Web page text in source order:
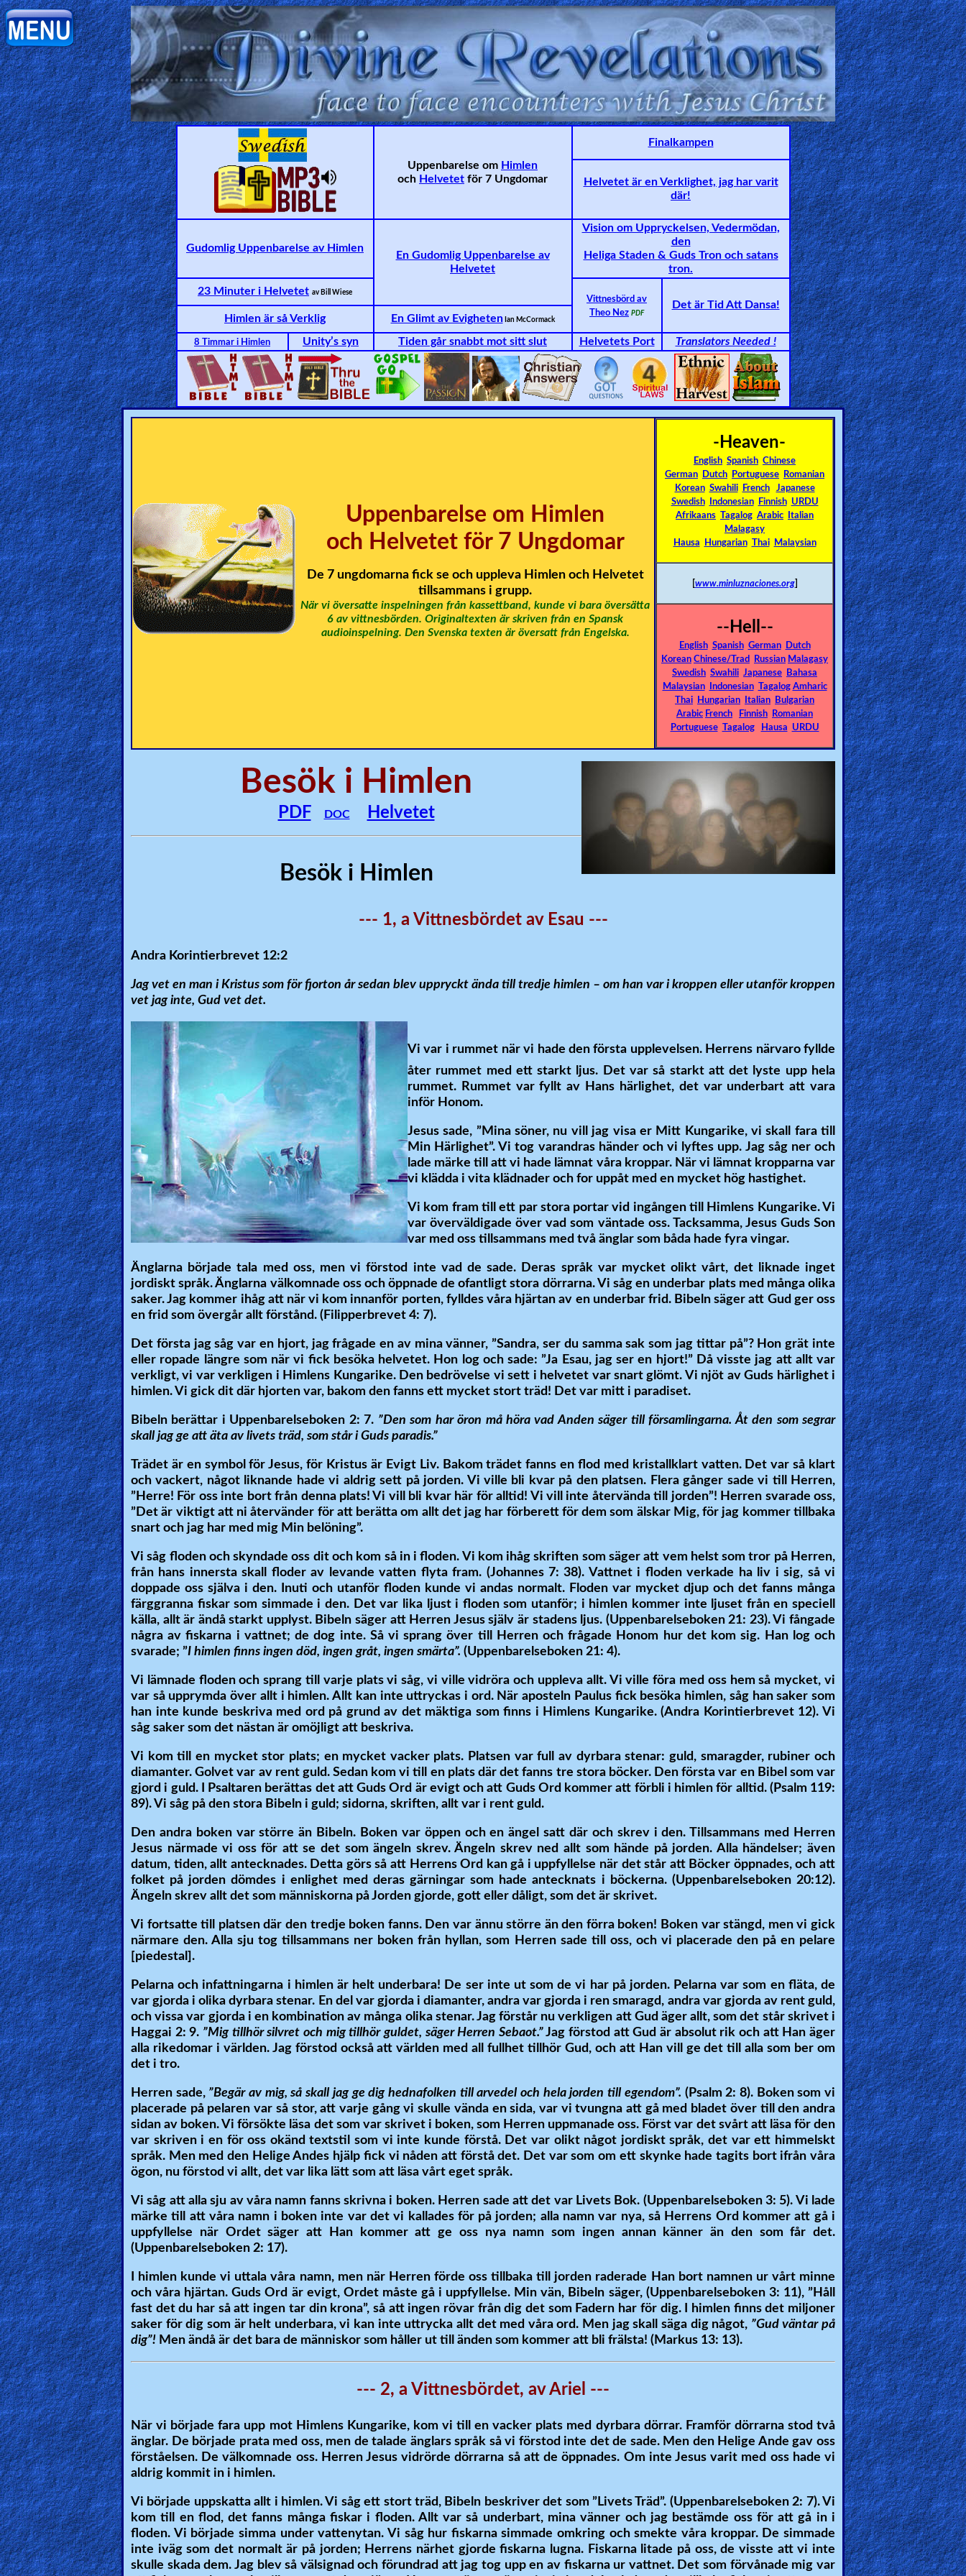
Home:
Mobile
Home: Original Style
ðŸ”
Search
Site
🎞
Christian
Netflix
🎞
Jewish
Stories
🎞
X-
Witch
🎞
X-
Muslim
MP3
Bible
🎞
Bible
Movies
🎞
Gospel
Videos
🎞
Godly
Movies
🎞
CBN
Videos
🎞
Kids
Videos
🎞
Worship
Music
🎞
Vids
for
New
Believers
Heaven
Hell
Prayer
Bible/Study
Jesus
Warfare
Revelations
Testimonies
Evangelism
Documentaries
Islam
Other
Other
Languages
Contact/Feedback/Donate
Follow
us
Social
Media
PDF
Books
Random
Video
Ask
AI
Bible
Questions
Something
Funny...
2nd
Page,
Older
Material
Uppenbarelse om Himlen
och Helvetet för 7 Ungdomar
Finalkampen
Helvetet är en Verklighet, jag har varit
där!
Gudomlig Uppenbarelse av Himlen
En Gudomlig Uppenbarelse av
Helvetet
Vision om Uppryckelsen, Vedermödan,
den
Heliga Staden & Guds Tron och satans
tron.
23 Minuter i Helvetet av Bill Wiese
Vittnesbörd av
Theo Nez PDF
Det är Tid Att Dansa!
Himlen är så Verklig
En Glimt av EvighetenIan McCormack
8 Timmar i Himlen Unity’s syn Tiden går snabbt mot sitt slut Helvetets Port Translators Needed !
Uppenbarelse om Himlen
och Helvetet för 7 Ungdomar
De 7 ungdomarna fick se och uppleva Himlen och Helvetet
tillsammans i grupp.
När vi översatte inspelningen från kassettband, kunde vi bara översätta
6 av vittnesbörden. Originaltexten är skriven från en Spansk
audioinspelning. Den Svenska texten är översatt från Engelska.
-Heaven-
English Spanish Chinese
German
Dutch Portuguese
Romanian
Korean Swahili French
Japanese
Swedish
Indonesian Finnish URDU
Afrikaans Tagalog Arabic
Italian
Malagasy
Hausa
Hungarian Thai Malaysian
www.minluznaciones.org]
--Hell--
English Spanish German
Dutch
Korean Chinese/Trad Russian Malagasy
Swedish Swahili Japanese
Bahasa
Malaysian
Indonesian Tagalog Amharic
Thai
Hungarian Italian
Bulgarian
Arabic French Finnish
Romanian
Portuguese Tagalog Hausa URDU
Besök i Himlen
PDF DOC Helvetet
Besök i Himlen
--- 1, a Vittnesbördet av Esau ---
Andra Korintierbrevet 12:2
Jag vet en man i Kristus som för fjorton år sedan blev uppryckt ända till tredje himlen – om han var i kroppen eller utanför kroppen
vet jag inte, Gud vet det.
Vi var i rummet när vi hade den första upplevelsen. Herrens närvaro fyllde
åter rummet med ett starkt ljus. Det var så starkt att det lyste upp hela
rummet. Rummet var fyllt av Hans härlighet, det var underbart att vara
inför Honom.
Jesus sade, ”Mina söner, nu vill jag visa er Mitt Kungarike, vi skall fara till
Min Härlighet”. Vi tog varandras händer och vi lyftes upp. Jag såg ner och
lade märke till att vi hade lämnat våra kroppar. När vi lämnat kropparna var
vi klädda i vita klädnader och for uppåt med en mycket hög hastighet.
Vi kom fram till ett par stora portar vid ingången till Himlens Kungarike. Vi
var överväldigade över vad som väntade oss. Tacksamma, Jesus Guds Son
var med oss tillsammans med två änglar som båda hade fyra vingar.
Änglarna började tala med oss, men vi förstod inte vad de sade. Deras språk var mycket olikt vårt, det liknade inget
jordiskt språk. Änglarna välkomnade oss och öppnade de ofantligt stora dörrarna. Vi såg en underbar plats med många olika
saker. Jag kommer ihåg att när vi kom innanför porten, fylldes våra hjärtan av en underbar frid. Bibeln säger att Gud ger oss
en frid som övergår allt förstånd. (Filipperbrevet 4: 7).
Det första jag såg var en hjort, jag frågade en av mina vänner, ”Sandra, ser du samma sak som jag tittar på”? Hon grät inte
eller ropade längre som när vi fick besöka helvetet. Hon log och sade: ”Ja Esau, jag ser en hjort!” Då visste jag att allt var
verkligt, vi var verkligen i Himlens Kungarike. Den bedrövelse vi sett i helvetet var snart glömt. Vi njöt av Guds härlighet i
himlen. Vi gick dit där hjorten var, bakom den fanns ett mycket stort träd! Det var mitt i paradiset.
Bibeln berättar i Uppenbarelseboken 2: 7. ”Den som har öron må höra vad Anden säger till församlingarna. Åt den som segrar
skall jag ge att äta av livets träd, som står i Guds paradis.”
Trädet är en symbol för Jesus, för Kristus är Evigt Liv. Bakom trädet fanns en flod med kristallklart vatten. Det var så klart
och vackert, något liknande hade vi aldrig sett på jorden. Vi ville bli kvar på den platsen. Flera gånger sade vi till Herren,
”Herre! För oss inte bort från denna plats! Vi vill bli kvar här för alltid! Vi vill inte återvända till jorden”! Herren svarade oss,
”Det är viktigt att ni återvänder för att berätta om allt det jag har förberett för dem som älskar Mig, för jag kommer tillbaka
snart och jag har med mig Min belöning”.
Vi såg floden och skyndade oss dit och kom så in i floden. Vi kom ihåg skriften som säger att vem helst som tror på Herren,
från hans innersta skall floder av levande vatten flyta fram. (Johannes 7: 38). Vattnet i floden verkade ha liv i sig, så vi
doppade oss själva i den. Inuti och utanför floden kunde vi andas normalt. Floden var mycket djup och det fanns många
färggranna fiskar som simmade i den. Det var lika ljust i floden som utanför; i himlen kommer inte ljuset från en speciell
källa, allt är ändå starkt upplyst. Bibeln säger att Herren Jesus själv är stadens ljus. (Uppenbarelseboken 21: 23). Vi fångade
några av fiskarna i vattnet; de dog inte. Så vi sprang över till Herren och frågade Honom hur det kom sig. Han log och
svarade; ”I himlen finns ingen död, ingen gråt, ingen smärta”. (Uppenbarelseboken 21: 4).
Vi lämnade floden och sprang till varje plats vi såg, vi ville vidröra och uppleva allt. Vi ville föra med oss hem så mycket, vi
var så upprymda över allt i himlen. Allt kan inte uttryckas i ord. När aposteln Paulus fick besöka himlen, såg han saker som
han inte kunde beskriva med ord på grund av det mäktiga som finns i Himlens Kungarike. (Andra Korintierbrevet 12). Vi
såg saker som det nästan är omöjligt att beskriva.
Vi kom till en mycket stor plats; en mycket vacker plats. Platsen var full av dyrbara stenar: guld, smaragder, rubiner och
diamanter. Golvet var av rent guld. Sedan kom vi till en plats där det fanns tre stora böcker. Den första var en Bibel som var
gjord i guld. I Psaltaren berättas det att Guds Ord är evigt och att Guds Ord kommer att förbli i himlen för alltid. (Psalm 119:
89). Vi såg på den stora Bibeln i guld; sidorna, skriften, allt var i rent guld.
Den andra boken var större än Bibeln. Boken var öppen och en ängel satt där och skrev i den. Tillsammans med Herren
Jesus närmade vi oss för att se det som ängeln skrev. Ängeln skrev ned allt som hände på jorden. Alla händelser; även
datum, tiden, allt antecknades. Detta görs så att Herrens Ord kan gå i uppfyllelse när det står att Böcker öppnades, och att
folket på jorden dömdes i enlighet med deras gärningar som hade antecknats i böckerna. (Uppenbarelseboken 20:12).
Ängeln skrev allt det som människorna på Jorden gjorde, gott eller dåligt, som det är skrivet.
Vi fortsatte till platsen där den tredje boken fanns. Den var ännu större än den förra boken! Boken var stängd, men vi gick
närmare den. Alla sju tog tillsammans ner boken från hyllan, som Herren sade till oss, och vi placerade den på en pelare
[piedestal].
Pelarna och infattningarna i himlen är helt underbara! De ser inte ut som de vi har på jorden. Pelarna var som en fläta, de
var gjorda i olika dyrbara stenar. En del var gjorda i diamanter, andra var gjorda i ren smaragd, andra var gjorda av rent guld,
och vissa var gjorda i en kombination av många olika stenar. Jag förstår nu verkligen att Gud äger allt, som det står skrivet i
Haggai 2: 9. ”Mig tillhör silvret och mig tillhör guldet, säger Herren Sebaot.”Jag förstod att Gud är absolut rik och att Han äger
alla rikedomar i världen. Jag förstod också att världen med all fullhet tillhör Gud, och att Han vill ge det till alla som ber om
det i tro.
Herren sade, ”Begär av mig, så skall jag ge dig hednafolken till arvedel och hela jorden till egendom”. (Psalm 2: 8). Boken som vi
placerade på pelaren var så stor, att varje gång vi skulle vända en sida, var vi tvungna att gå med bladet över till den andra
sidan av boken. Vi försökte läsa det som var skrivet i boken, som Herren uppmanade oss. Först var det svårt att läsa för den
var skriven i en för oss okänd textstil som vi inte kunde förstå. Det var olikt något jordiskt språk, det var ett himmelskt
språk. Men med den Helige Andes hjälp fick vi nåden att förstå det. Det var som om ett skynke hade tagits bort ifrån våra
ögon, nu förstod vi allt, det var lika lätt som att läsa vårt eget språk.
Vi såg att alla sju av våra namn fanns skrivna i boken. Herren sade att det var Livets Bok. (Uppenbarelseboken 3: 5). Vi lade
märke till att våra namn i boken inte var det vi kallades för på jorden; alla namn var nya, så Herrens Ord kommer att gå i
uppfyllelse när Ordet säger att Han kommer att ge oss nya namn som ingen annan känner än den som får det.
(Uppenbarelseboken 2: 17).
I himlen kunde vi uttala våra namn, men när Herren förde oss tillbaka till jorden raderade Han bort namnen ur vårt minne
och våra hjärtan. Guds Ord är evigt, Ordet måste gå i uppfyllelse. Min vän, Bibeln säger, (Uppenbarelseboken 3: 11), ”Håll
fast det du har så att ingen tar din krona”, så att ingen rövar från dig det som Fadern har för dig. I himlen finns det miljoner
saker för dig som är helt underbara, vi kan inte uttrycka allt det med våra ord. Men jag skall säga dig något, ”Gud väntar på
dig”! Men ändå är det bara de människor som håller ut till änden som kommer att bli frälsta! (Markus 13: 13).
--- 2, a Vittnesbördet, av Ariel ---
När vi började fara upp mot Himlens Kungarike, kom vi till en vacker plats med dyrbara dörrar. Framför dörrarna stod två
änglar. De började prata med oss, men de talade änglars språk så vi förstod inte det de sade. Men den Helige Ande gav oss
förståelsen. De välkomnade oss. Herren Jesus vidrörde dörrarna så att de öppnades. Om inte Jesus varit med oss hade vi
aldrig kommit in i himlen.
Vi började uppskatta allt i himlen. Vi såg ett stort träd, Bibeln beskriver det som ”Livets Träd”. (Uppenbarelseboken 2: 7). Vi
kom till en flod, det fanns många fiskar i floden. Allt var så underbart, mina vänner och jag bestämde oss för att gå in i
floden. Vi började simma under vattenytan. Vi såg hur fiskarna simmade omkring och smekte våra kroppar. De simmade
inte iväg som det normalt är på jorden; Herrens närhet gjorde fiskarna lugna. Fiskarna litade på oss, de visste att vi inte
skulle skada dem. Jag blev så välsignad och förundrad att jag tog upp en av fiskarna ur vattnet. Det som förvånade mig var